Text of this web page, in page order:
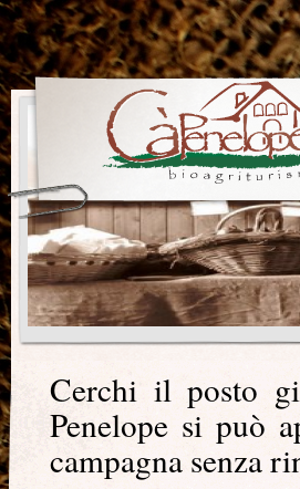
Cerchi il posto
Penelope si può
campagna senza